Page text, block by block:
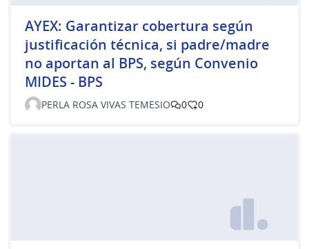
AYEX: Garantizar cobertura según
justificación técnica, si padre/madre
no aportan al BPS, según Convenio
MIDES - BPS
PERLA ROSA VIVAS TEMESIO 0 0